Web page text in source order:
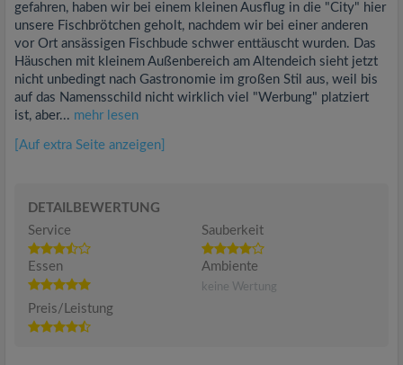
gefahren, haben wir bei einem kleinen Ausflug in die "City" hier
unsere Fischbrötchen geholt, nachdem wir bei einer anderen
vor Ort ansässigen Fischbude schwer enttäuscht wurden. Das
Häuschen mit kleinem Außenbereich am Altendeich sieht jetzt
nicht unbedingt nach Gastronomie im großen Stil aus, weil bis
auf das Namensschild nicht wirklich viel "Werbung" platziert
ist, aber... mehr lesen
[Auf extra Seite anzeigen]
DETAILBEWERTUNG
Service
Sauberkeit
Essen Ambiente
keine Wertung
Preis/Leistung